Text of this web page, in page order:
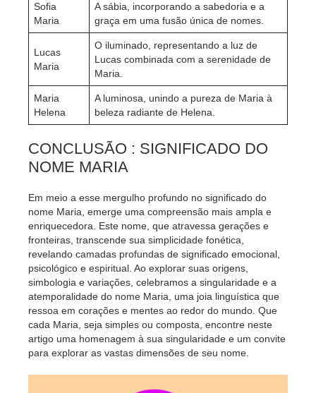
Sofia
Maria
A sábia, incorporando a sabedoria e a
graça em uma fusão única de nomes.
Lucas
Maria
O iluminado, representando a luz de
Lucas combinada com a serenidade de
Maria.
Maria
Helena
A luminosa, unindo a pureza de Maria à
beleza radiante de Helena.
CONCLUSÃO : SIGNIFICADO DO
NOME MARIA
Em meio a esse mergulho profundo no significado do
nome Maria, emerge uma compreensão mais ampla e
enriquecedora. Este nome, que atravessa gerações e
fronteiras, transcende sua simplicidade fonética,
revelando camadas profundas de significado emocional,
psicológico e espiritual. Ao explorar suas origens,
simbologia e variações, celebramos a singularidade e a
atemporalidade do nome Maria, uma joia linguística que
ressoa em corações e mentes ao redor do mundo. Que
cada Maria, seja simples ou composta, encontre neste
artigo uma homenagem à sua singularidade e um convite
para explorar as vastas dimensões de seu nome.